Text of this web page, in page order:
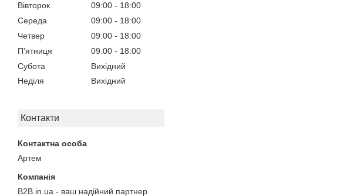
Вівторок
09:00
18:00
Середа
09:00
18:00
Четвер
09:00
18:00
Пʼятниця
09:00
18:00
Субота
Вихідний
Неділя
Вихідний
Контакти
Артем
B2B.in.ua - ваш надійний партнер